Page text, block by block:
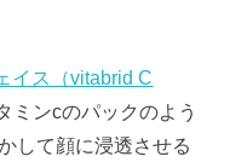
イス（vitabrid C
ミンcのパックのよう
して顔に浸透させる